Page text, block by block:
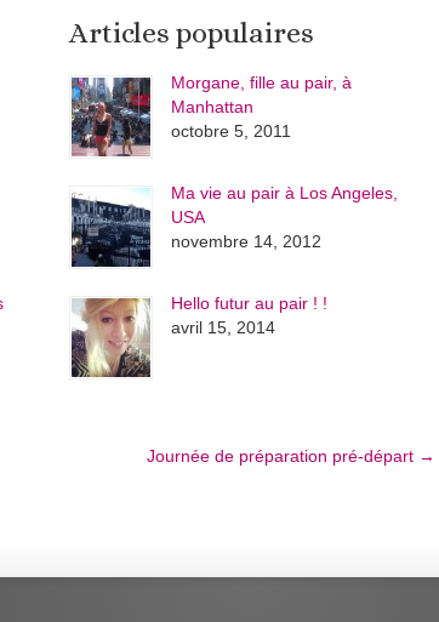
Articles populaires
Morgane, fille au pair, à
Manhattan
octobre 5, 2011
Ma vie au pair à Los Angeles,
USA
novembre 14, 2012
Hello futur au pair ! !
avril 15, 2014
Journée de préparation pré-départ →